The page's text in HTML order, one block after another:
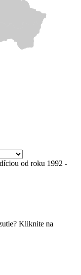
od roku 1992 -
Kliknite na